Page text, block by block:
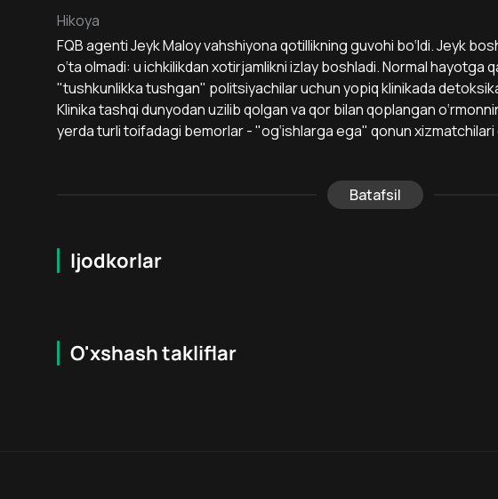
Hikoya
FQB agenti Jeyk Maloy vahshiyona qotillikning guvohi bo‘ldi. Jeyk
o‘ta olmadi: u ichkilikdan xotirjamlikni izlay boshladi. Normal hayotga
"tushkunlikka tushgan" politsiyachilar uchun yopiq klinikada
Klinika tashqi dunyodan uzilib qolgan va qor bilan qoplangan
yerda turli toifadagi bemorlar - "og‘ishlarga ega" qonun xizmatchilari
Batafsil
Ijodkorlar
O'xshash takliflar